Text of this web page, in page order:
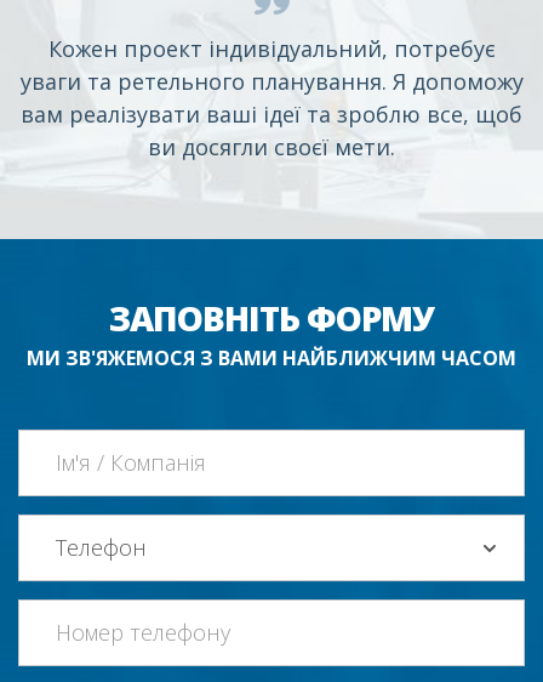
Кожен проект індивідуальний, потребує
уваги та ретельного планування. Я допоможу
вам реалізувати ваші ідеї та зроблю все, щоб
ви досягли своєї мети.
ЗАПОВНІТЬ ФОРМУ
МИ ЗВ'ЯЖЕМОСЯ З ВАМИ НАЙБЛИЖЧИМ ЧАСОМ